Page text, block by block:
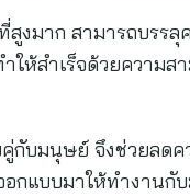
งมาก สามารถบรรลุ
ให้สำเร็จด้วยความ
กับมนุษย์ จึงช่วยลด
อกแบบมาให้ทำงาน